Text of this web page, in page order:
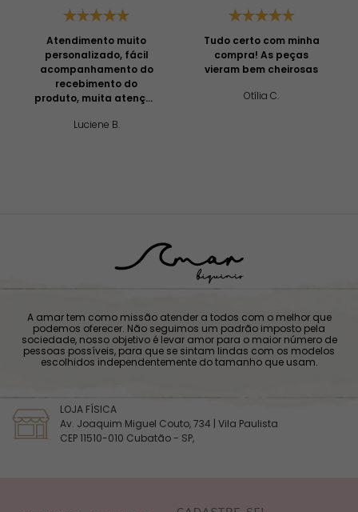
Atendimento muito
personalizado, fácil
acompanhamento do
recebimento do
produto, muita atenção
Luciene B.
Tudo certo com minha
compra! As peças
vieram bem cheirosas
Otília C.
A amar tem como missão atender a todos com o melhor que
podemos oferecer. Não seguimos um padrão imposto pela
sociedade, nosso objetivo é levar amor para o maior número de
pessoas possíveis, para que se sintam lindas com os modelos
escolhidos independentemente do tamanho que usam.
LOJA FÍSICA
Av. Joaquim Miguel Couto, 734 | Vila Paulista
CEP 11510-010 Cubatão - SP,